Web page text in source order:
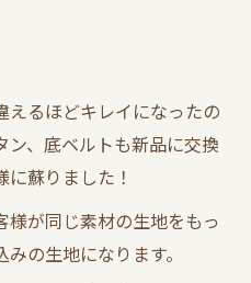
えるほどキレイになったの
、底ベルトも新品に交換
蘇りました！
が同じ素材の生地をもっ
の生地になります。